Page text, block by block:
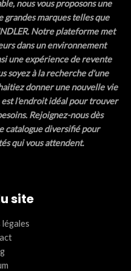
nous vous proposons une
grandes marques telles que
Notre plateforme met
dans un environnement
une expérience de revente
soyez à la recherche d'une
donner une nouvelle vie
l'endroit idéal pour trouver
Rejoignez-nous dès
catalogue diversifié pour
qui vous attendent.
site